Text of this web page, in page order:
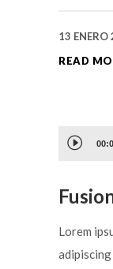
13 ENERO
READ
Lorem